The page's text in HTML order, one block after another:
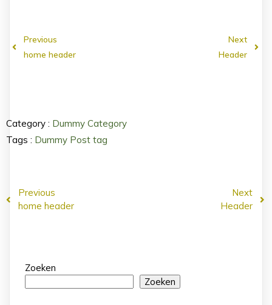
Previous
home header
Next
Header
Category : Dummy Category
Tags : Dummy Post tag
Previous
home header
Next
Header
Zoeken
Zoeken